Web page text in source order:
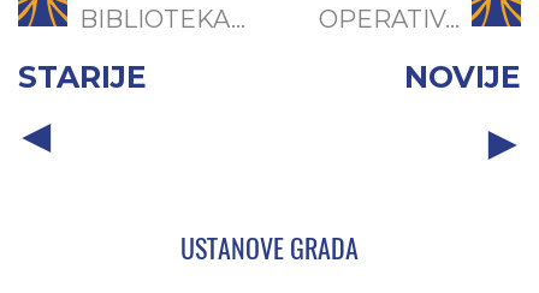
BIBLIOTEKA...
STARIJE
OPERATIV...
NOVIJE
USTANOVE GRADA